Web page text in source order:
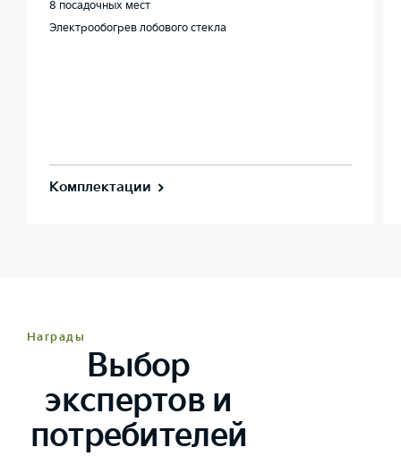
8 посадочных мест
Электрообогрев лобового стекла
Комплектации
Награды
Выбор
экспертов и
потребителей